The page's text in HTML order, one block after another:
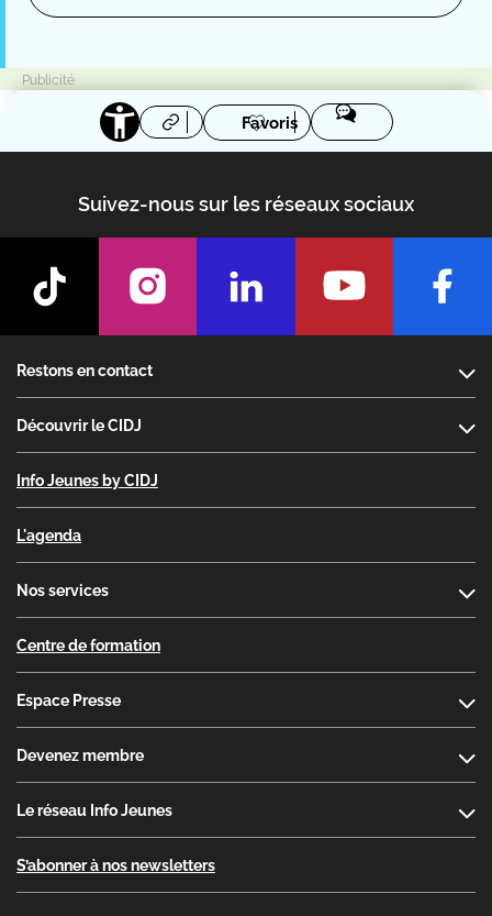
Favoris
Suivez-nous sur les réseaux sociaux
Restons en contact
Découvrir le CIDJ
Info Jeunes by CIDJ
L'agenda
Nos services
Centre de formation
Espace Presse
Devenez membre
Le réseau Info Jeunes
S’abonner à nos newsletters